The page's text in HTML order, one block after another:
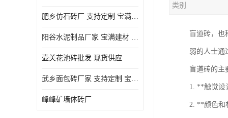
肥乡仿石砖厂 支持定制 宝满建材
‌阳谷水泥制品厂家 宝满建材 支持定制
壶关花池砖批发 现货供应
武乡面包砖厂家 支持定制 宝满建材
峰峰矿墙体砖厂
类别
盲道砖，也
弱的人士通
盲道砖的主
1. **触觉设
2. **颜色和